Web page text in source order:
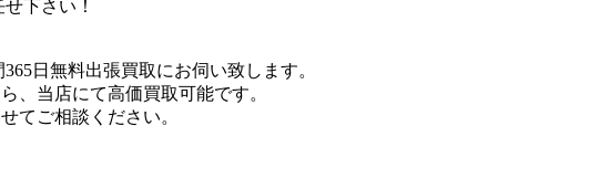
日無料出張買取にお伺い致します。
、当店にて高価買取可能です。
てご相談ください。